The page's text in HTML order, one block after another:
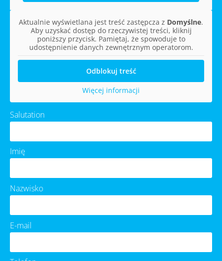
Aktualnie wyświetlana jest treść zastępcza z Domyślne.
Aby uzyskać dostęp do rzeczywistej treści, kliknij
poniższy przycisk. Pamiętaj, że spowoduje to
udostępnienie danych zewnętrznym operatorom.
Odblokuj treść
Więcej informacji
Salutation
Imię
Nazwisko
E-mail